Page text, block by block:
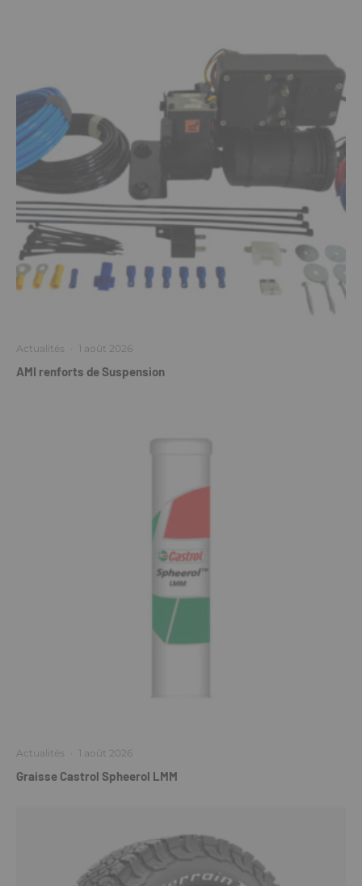
Actualités · 1 août 2026
AMI renforts de Suspension
Actualités · 1 août 2026
Graisse Castrol Spheerol LMM